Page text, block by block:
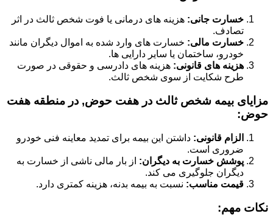
خسارت جانی: هزینه های درمانی یا فوت شخص ثالث در اثر
تصادف.
خسارت مالی: خسارت های وارد شده به اموال دیگران مانند
خودرو، ساختمان یا سایر دارایی ها.
هزینه های قانونی: هزینه های دادرسی و حقوقی در صورت
طرح شکایت از سوی شخص ثالث.
مزایای بیمه شخص ثالث در هفت حوض, در منطقه هفت
حوض:
الزام قانونی: داشتن این بیمه برای تمدید معاینه فنی خودرو
ضروری است.
پوشش خسارت به دیگران: از بار مالی ناشی از خسارت به
دیگران جلوگیری می کند.
قیمت مناسب: نسبت به بیمه بدنه، هزینه کمتری دارد.
نکات مهم: